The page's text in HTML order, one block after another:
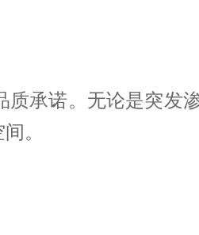
承诺。无论是突发
。